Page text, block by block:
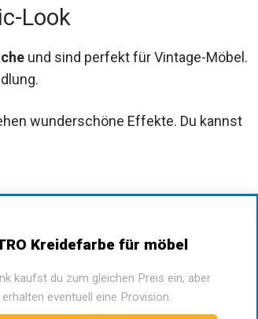
Look
und sind perfekt für Vintage-Möbel.
wunderschöne Effekte. Du kannst
Kreidefarbe für möbel
kaufst du zum gleichen Preis ein, aber
eventuell eine Provision.